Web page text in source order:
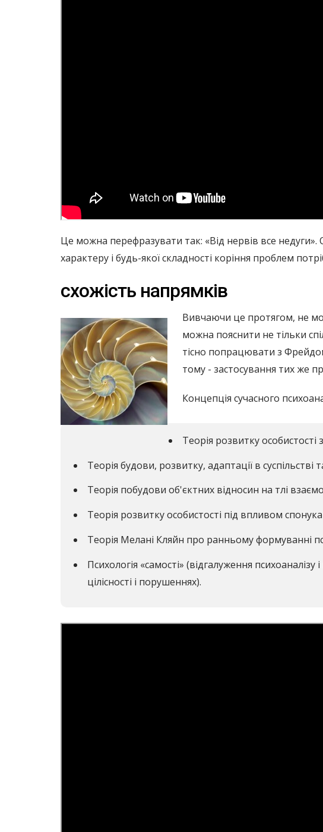
Це можна перефразувати так: «Від нервів все недуги».
характеру і будь-якої складності коріння проблем
схожість напрямків
Вивчаючи це протягом, не
можна пояснити не тільки
тісно попрацювати з
тому - застосування тих же
Концепція сучасного
Теорія розвитку особистості
Теорія будови, розвитку, адаптації в
Теорія побудови об'єктних відносин на тлі
Теорія розвитку особистості під впливом
Теорія Мелані Кляйн про ранньому формуванні
Психологія «самості» (відгалуження
цілісності і порушеннях).